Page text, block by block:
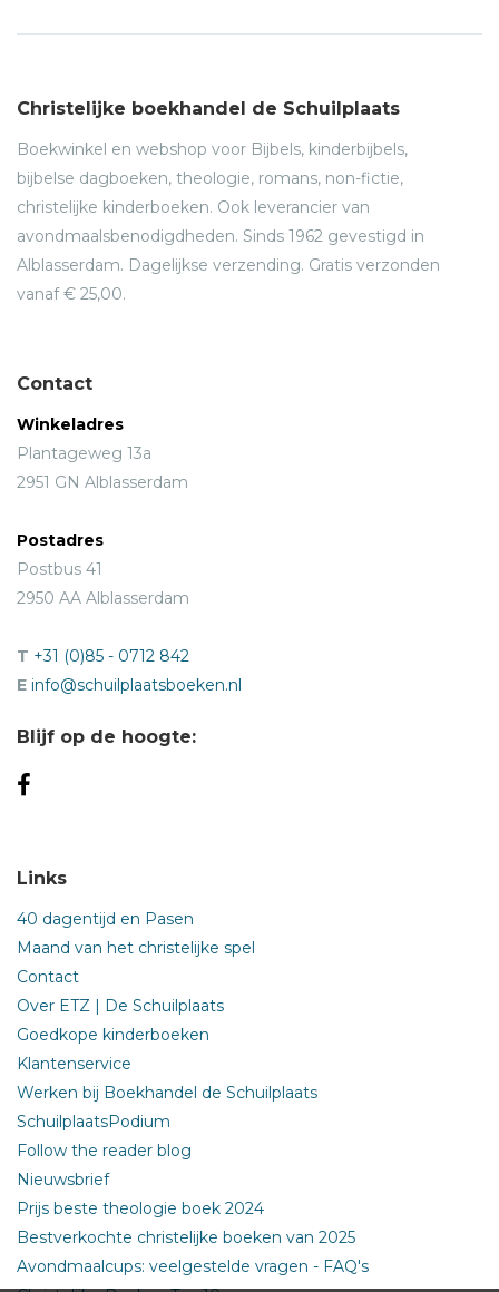
Christelijke boekhandel de Schuilplaats
Boekwinkel en webshop voor Bijbels, kinderbijbels,
bijbelse dagboeken, theologie, romans, non-fictie,
christelijke kinderboeken. Ook leverancier van
avondmaalsbenodigdheden. Sinds 1962 gevestigd in
Alblasserdam. Dagelijkse verzending. Gratis verzonden
vanaf € 25,00.
Contact
Winkeladres
Plantageweg 13a
2951 GN Alblasserdam
Postadres
Postbus 41
2950 AA Alblasserdam
T +31 (0)85 - 0712 842
E info@schuilplaatsboeken.nl
Blijf op de hoogte:
Links
40 dagentijd en Pasen
Maand van het christelijke spel
Contact
Over ETZ | De Schuilplaats
Goedkope kinderboeken
Klantenservice
Werken bij Boekhandel de Schuilplaats
SchuilplaatsPodium
Follow the reader blog
Nieuwsbrief
Prijs beste theologie boek 2024
Bestverkochte christelijke boeken van 2025
Avondmaalcups: veelgestelde vragen - FAQ's